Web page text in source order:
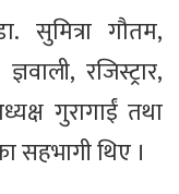
सुमित्रा गौतम,
रजिस्ट्रार,
गुरागाईं तथा
सहभागी थिए ।